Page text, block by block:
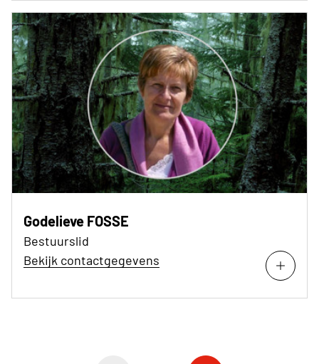
Godelieve FOSSE
Bestuurslid
Bekijk contactgegevens